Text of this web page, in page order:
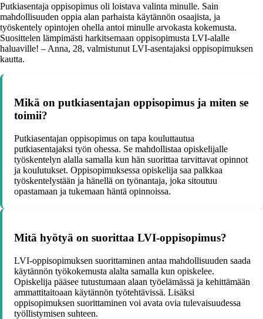
Putkiasentaja oppisopimus oli loistava valinta minulle. Sain
mahdollisuuden oppia alan parhaista käytännön osaajista, ja
työskentely opintojen ohella antoi minulle arvokasta kokemusta.
Suosittelen lämpimästi harkitsemaan oppisopimusta LVI-alalle
haluaville! – Anna, 28, valmistunut LVI-asentajaksi oppisopimuksen
kautta.
Mikä on putkiasentajan oppisopimus ja miten se
toimii?
Putkiasentajan oppisopimus on tapa kouluttautua
putkiasentajaksi työn ohessa. Se mahdollistaa opiskelijalle
työskentelyn alalla samalla kun hän suorittaa tarvittavat opinnot
ja koulutukset. Oppisopimuksessa opiskelija saa palkkaa
työskentelystään ja hänellä on työnantaja, joka sitoutuu
opastamaan ja tukemaan häntä opinnoissa.
Mitä hyötyä on suorittaa LVI-oppisopimus?
LVI-oppisopimuksen suorittaminen antaa mahdollisuuden saada
käytännön työkokemusta alalta samalla kun opiskelee.
Opiskelija pääsee tutustumaan alaan työelämässä ja kehittämään
ammattitaitoaan käytännön työtehtävissä. Lisäksi
oppisopimuksen suorittaminen voi avata ovia tulevaisuudessa
työllistymisen suhteen.